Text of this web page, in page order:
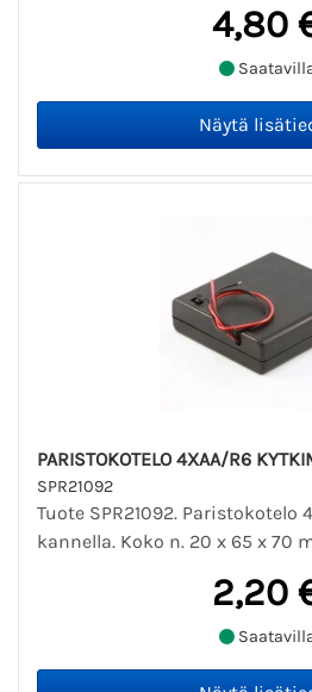
4,80
PARISTOKOTELO 4XAA/R6
SPR21092
Tuote SPR21092. Paristokotelo
kannella. Koko n. 20 x 65 x 70
2,20